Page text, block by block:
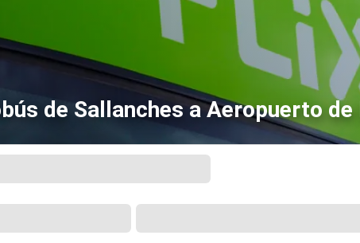
de Sallanches a Aeropuerto